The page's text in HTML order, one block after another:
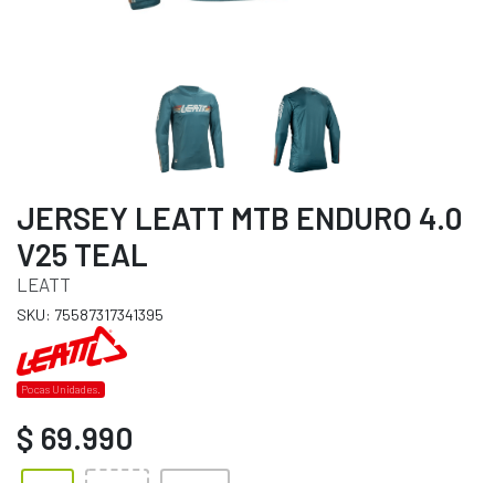
JERSEY LEATT MTB ENDURO 4.0
V25 TEAL
LEATT
SKU: 75587317341395
Pocas Unidades.
$ 69.990